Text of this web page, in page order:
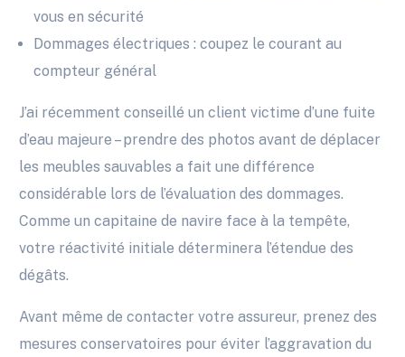
vous en sécurité
Dommages électriques : coupez le courant au
compteur général
J’ai récemment conseillé un client victime d’une fuite
d’eau majeure – prendre des photos avant de déplacer
les meubles sauvables a fait une différence
considérable lors de l’évaluation des dommages.
Comme un capitaine de navire face à la tempête,
votre réactivité initiale déterminera l’étendue des
dégâts.
Avant même de contacter votre assureur, prenez des
mesures conservatoires pour éviter l’aggravation du